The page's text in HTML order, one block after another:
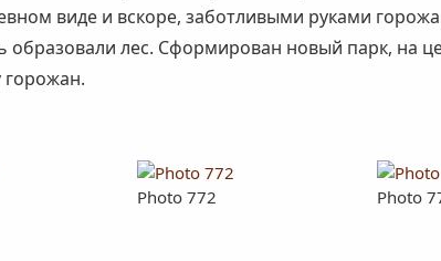
виде и вскоре, заботливыми руками
образовали лес. Сформирован новый парк, на
горожан.
Photo 772 Photo